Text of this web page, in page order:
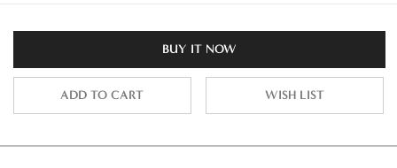
BUY IT NOW
ADD TO CART WISH LIST